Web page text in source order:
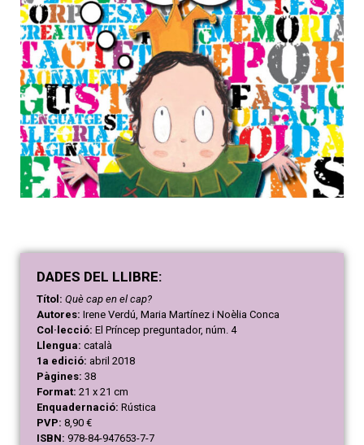
DADES DEL LLIBRE:
Títol: Què cap en el cap?
Autores: Irene Verdú, Maria Martínez i Noèlia Conca
Col·lecció: El Príncep preguntador, núm. 4
Llengua: català
1a edició: abril 2018
Pàgines: 38
Format: 21 x 21 cm
Enquadernació: Rústica
PVP: 8,90 €
ISBN: 978-84-947653-7-7